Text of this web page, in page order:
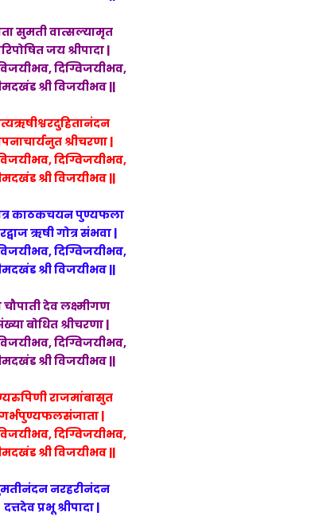
सुमती वात्सल्यामृत
जय श्रीपादा |
दिग्विजयीभव,
श्री विजयीभव ||
श्रीचरणा |
दिग्विजयीभव,
श्री विजयीभव ||
काठकचयन पुण्यफला
ऋषी गोत्र संभवा |
दिग्विजयीभव,
श्री विजयीभव ||
चौपाती देव लक्ष्मीगण
बोधित श्रीचरणा |
दिग्विजयीभव,
श्री विजयीभव ||
राजमांबासुत
गर्भपुण्यफलसंजाता |
दिग्विजयीभव,
श्री विजयीभव ||
नरहरीनंदन
दत्तदेव प्रभू श्रीपादा |